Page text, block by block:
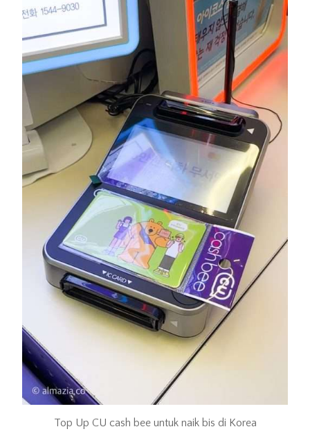
Top Up CU cash bee untuk naik bis di Korea